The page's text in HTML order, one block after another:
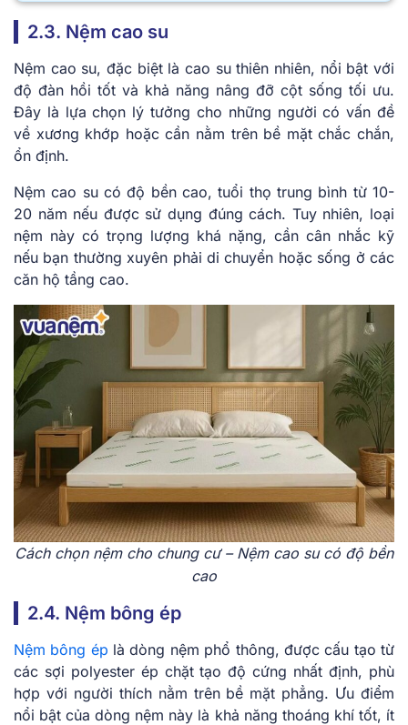
2.3. Nệm cao su
Nệm cao su, đặc biệt là cao su thiên nhiên, nổi bật với
độ đàn hồi tốt và khả năng nâng đỡ cột sống tối ưu.
Đây là lựa chọn lý tưởng cho những người có vấn đề
về xương khớp hoặc cần nằm trên bề mặt chắc chắn,
ổn định.
Nệm cao su có độ bền cao, tuổi thọ trung bình từ 10-
20 năm nếu được sử dụng đúng cách. Tuy nhiên, loại
nệm này có trọng lượng khá nặng, cần cân nhắc kỹ
nếu bạn thường xuyên phải di chuyển hoặc sống ở các
căn hộ tầng cao.
Cách chọn nệm cho chung cư – Nệm cao su có độ bền
cao
2.4. Nệm bông ép
Nệm bông ép là dòng nệm phổ thông, được cấu tạo từ
các sợi polyester ép chặt tạo độ cứng nhất định, phù
hợp với người thích nằm trên bề mặt phẳng. Ưu điểm
nổi bật của dòng nệm này là khả năng thoáng khí tốt, ít